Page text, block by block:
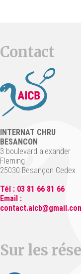
Contact
INTERNAT CHRU
BESANCON
3 boulevard alexander
Fleming
25030 Besançon Cedex
Tél : 03 81 66 81 66
Email :
Sur les